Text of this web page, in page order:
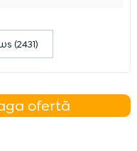
(2431)
ofertă